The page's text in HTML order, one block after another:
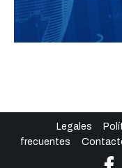
Legales
frecuentes